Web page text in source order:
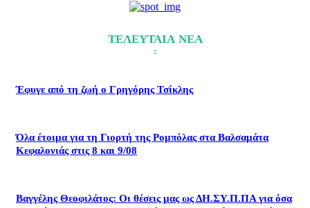
ΤΕΛΕΥΤΑΙΑ ΝΕΑ
Έφυγε από τη ζωή ο Γρηγόρης Τσίκλης
Όλα έτοιμα για τη Γιορτή της Ρομπόλας στα Βαλσαμάτα
Κεφαλονιάς στις 8 και 9/08
Βαγγέλης Θεοφιλάτος: Οι θέσεις μας ως ΔΗ.ΣΥ.Π.ΠΑ για όσα